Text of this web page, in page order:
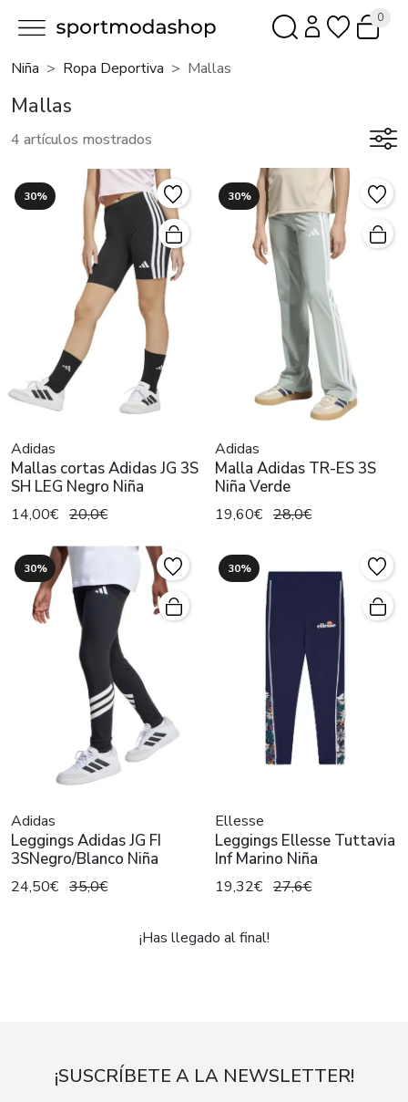
0
Niña Ropa Deportiva Mallas
Mallas
4 artículos mostrados
30%
Adidas
Mallas cortas Adidas JG 3S
SH LEG Negro Niña
14,00€ 20,0€
30%
Adidas
Malla Adidas TR-ES 3S
Niña Verde
19,60€ 28,0€
30%
Adidas
Leggings Adidas JG FI
3SNegro/Blanco Niña
24,50€ 35,0€
30%
Ellesse
Leggings Ellesse Tuttavia
Inf Marino Niña
19,32€ 27,6€
¡Has llegado al final!
¡SUSCRÍBETE A LA NEWSLETTER!